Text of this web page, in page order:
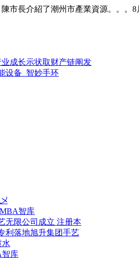
市長介紹了潮州市產業資源。。。
业成长示状取财产链阐发
设备_智妙手环
智库
无限公司成立 注册本
利落地旭升集团手艺
水
智库